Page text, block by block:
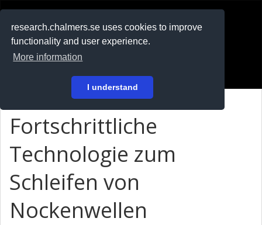
research.chalmers.se uses cookies to improve
functionality and user experience.
More information
I understand
På svenska
Fortschrittliche
Technologie zum
Schleifen von
Nockenwellen